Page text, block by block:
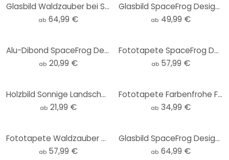
Glasbild Waldzauber bei Sonnenuntergang - SpaceFrog Designs
ab 64,99 €
Glasbild SpaceFrog Designs - Blau und Gold - Rund
ab 49,99 €
Alu-Dibond SpaceFrog Designs - Herbstmorgen - Rund
ab 20,99 €
Fototapete SpaceFrog Designs - Sonnenaufgang am See
ab 57,99 €
Holzbild Sonnige Landschaft in Blau und Gold - SpaceFrog Designs - Rund
ab 21,99 €
Fototapete Farbenfrohe Frühlingswiese - SpaceFrog Designs - Rund - Selbstklebend/Vlies
ab 34,99 €
Fototapete Waldzauber bei Sonnenuntergang - Waldtapete - SpaceFrog Designs
ab 57,99 €
Glasbild SpaceFrog Designs - Eleganz
ab 64,99 €